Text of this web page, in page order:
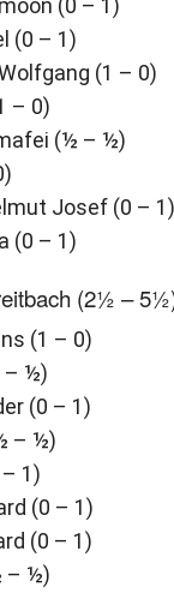
(0 – 1)
(0 – 1)
(1 – 0)
– 0)
(½ – ½)
Josef (0 –
(0 – 1)
(2½ –
(1 – 0)
– ½)
(0 – 1)
– ½)
1)
(0 – 1)
(0 – 1)
– ½)